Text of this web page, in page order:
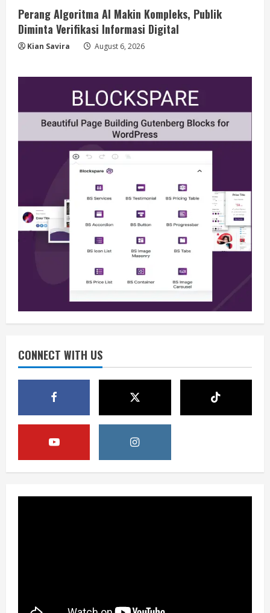
Perang Algoritma AI Makin Kompleks, Publik
Diminta Verifikasi Informasi Digital
Kian Savira August 6, 2026
CONNECT WITH US
Berita
BMP Kecam Aksi KNPB, Serukan
Persatuan Demi Papua yang Kondusif
August 6, 2026
3
Perang Algoritma AI Makin Kompleks,
Digital
August 6, 2026
Pemerintah Perkuat Ekosistem Media
Digital Nasional Hadapi Perang
Algoritma AI
August 6, 2026
Opini
Etika, Verifikasi, dan Media Tepercaya